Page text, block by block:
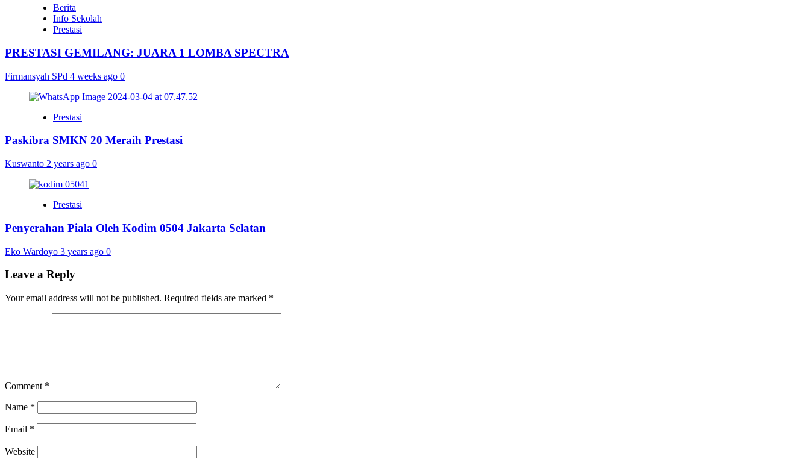
Berita
Info Sekolah
Prestasi
PRESTASI GEMILANG: JUARA 1 LOMBA SPECTRA
Firmansyah SPd 4 weeks ago 0
Prestasi
Paskibra SMKN 20 Meraih Prestasi
Kuswanto 2 years ago 0
Prestasi
Penyerahan Piala Oleh Kodim 0504 Jakarta Selatan
Eko Wardoyo 3 years ago 0
Leave a Reply
Your email address will not be published. Required fields are marked *
Comment *
Name *
Email *
Website